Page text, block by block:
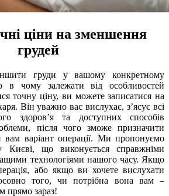
ціни на зменшення
грудей
груди у вашому конкретному
в чому залежати від особливостей
точну ціну, ви можете записатися на
Він уважно вас вислухає, з’ясує всі
здоров’я та доступних способів
після чого зможе призначити
вам варіант операції. Ми пропонуємо
Києві, що виконується справжніми
технологіями нашого часу. Якщо
або якщо ви хочете вислухати
того, чи потрібна вона вам –
прямо зараз!